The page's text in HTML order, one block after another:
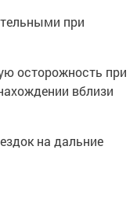
при
осторожность при
вблизи
на дальние